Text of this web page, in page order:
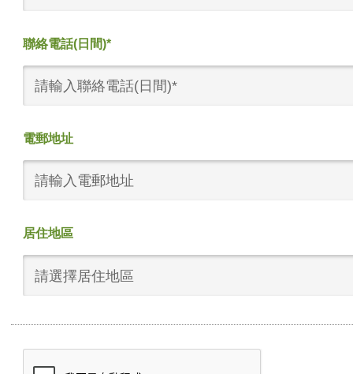
聯絡電話(日間)*
電郵地址
居住地區
請選擇居住地區